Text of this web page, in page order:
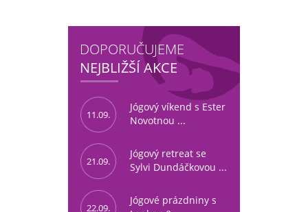
DOPORUČUJEME
NEJBLIŽŠÍ AKCE
11.09.
Jógový víkend s Ester
Novotnou ...
21.09.
Jógový retreat se
Sylvi Dundáčkovou ...
22.09.
Jógové prázdniny s